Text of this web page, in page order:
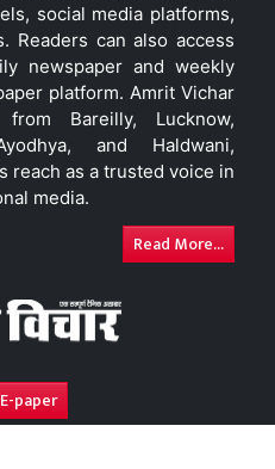
social media platforms,
Readers can also access
newspaper and weekly
platform. Amrit Vichar
Bareilly, Lucknow,
and Haldwani,
reach as a trusted voice in
media.
Read More...
paper